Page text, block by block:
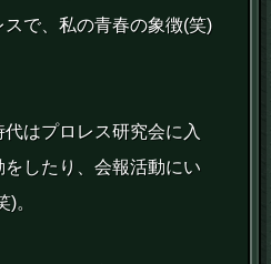
で、私の青春の象徴(笑)
はプロレス研究会に入
したり、会報活動にい
。